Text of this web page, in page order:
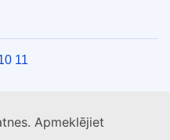
Apmeklējiet
11